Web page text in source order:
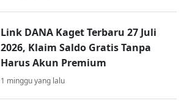
Link DANA Kaget Terbaru 27 Juli
2026, Klaim Saldo Gratis Tanpa
Harus Akun Premium
1 minggu yang lalu